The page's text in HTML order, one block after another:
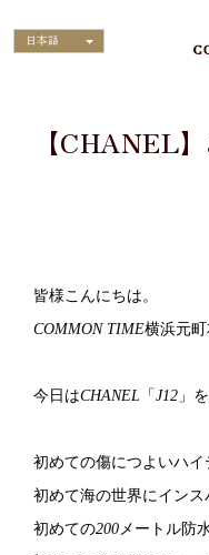
日本語
【CHANEL
皆様こんにちは。
COMMON TIME横浜元町
今日はCHANEL 「J12 」
初めての傷につよいハイ
初めて海の世界にインス
初めての200 メートル防